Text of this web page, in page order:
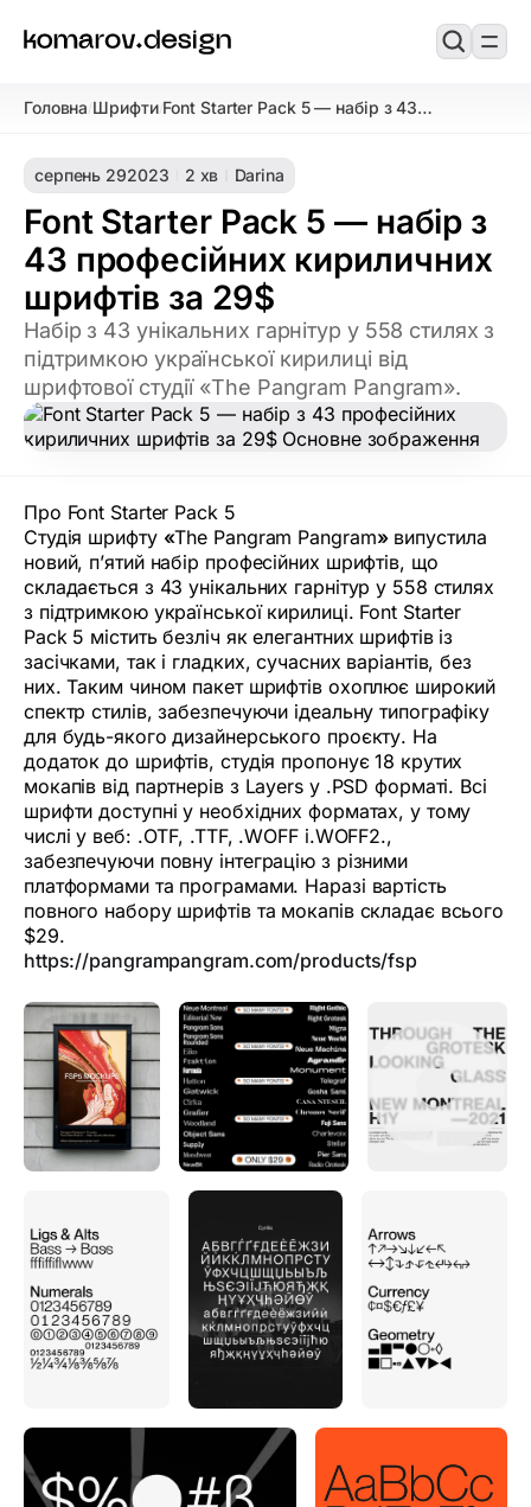
Головна/Шрифти/Font Starter Pack 5 — набір з 43
серпень 292023 2 хв Darina
Font Starter Pack 5 — набір з
43 професійних кириличних
шрифтів за 29$
Набір з 43 унікальних гарнітур у 558 стилях з
підтримкою української кирилиці від
шрифтової студії «The Pangram Pangram».
Про Font Starter Pack 5
Студія шрифту «The Pangram Pangram»випустила
новий, п’ятий набір професійних шрифтів, що
складається з 43 унікальних гарнітур у 558 стилях
з підтримкою української кирилиці. Font Starter
Pack 5 містить безліч як елегантних шрифтів із
засічками, так і гладких, сучасних варіантів, без
них. Таким чином пакет шрифтів охоплює широкий
спектр стилів, забезпечуючи ідеальну типографіку
для будь-якого дизайнерського проєкту. На
додаток до шрифтів, студія пропонує 18 крутих
мокапів від партнерів з Layers у .PSD форматі. Всі
шрифти доступні у необхідних форматах, у тому
числі у веб: .OTF, .TTF, .WOFF і.WOFF2.,
забезпечуючи повну інтеграцію з різними
платформами та програмами. Наразі вартість
повного набору шрифтів та мокапів складає всього
$29.
https://pangrampangram.com/products/fsp